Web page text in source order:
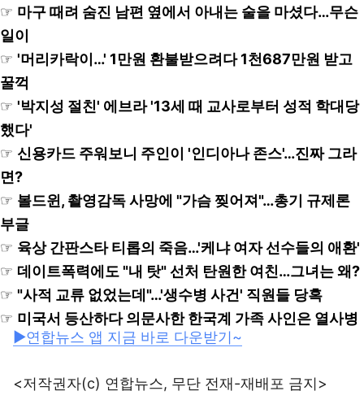
☞ 마구 때려 숨진 남편 옆에서 아내는 술을 마셨다…무슨
일이
☞ '머리카락이…' 1만원 환불받으려다 1천687만원 받고
꿀꺽
☞ '박지성 절친' 에브라 '13세 때 교사로부터 성적 학대당
했다'
☞ 신용카드 주워보니 주인이 '인디아나 존스'…진짜 그라
면?
☞ 볼드윈, 촬영감독 사망에 "가슴 찢어져"…총기 규제론
부글
☞ 육상 간판스타 티롭의 죽음…'케냐 여자 선수들의 애환'
☞ 데이트폭력에도 "내 탓" 선처 탄원한 여친…그녀는 왜?
☞ "사적 교류 없었는데"…'생수병 사건' 직원들 당혹
☞ 미국서 등산하다 의문사한 한국계 가족 사인은 열사병
▶연합뉴스 앱 지금 바로 다운받기~
<저작권자(c) 연합뉴스, 무단 전재-재배포 금지>